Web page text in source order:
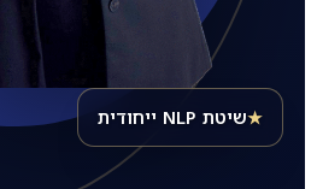
★שיטת NLP ייחודית